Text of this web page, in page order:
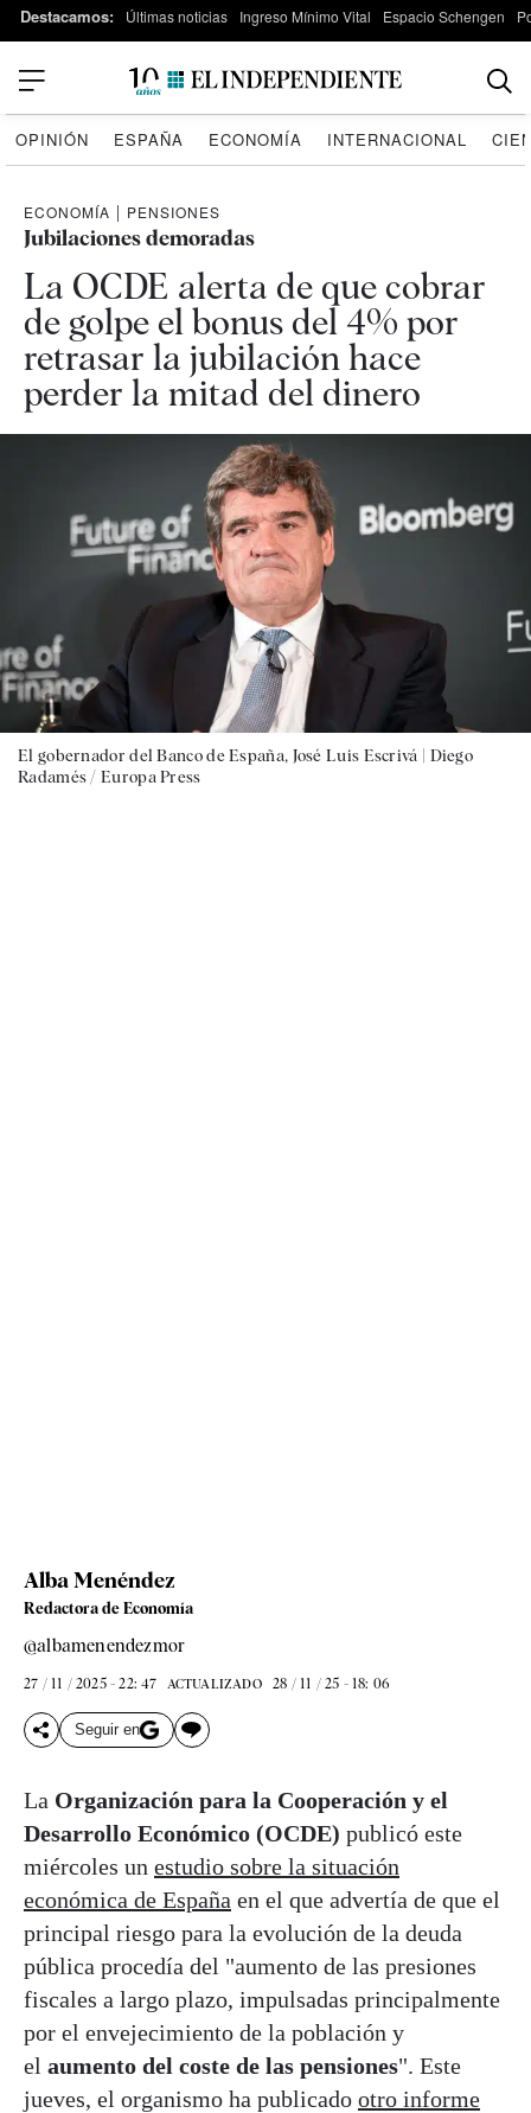
Destacamos: Últimas noticias Ingreso Mínimo Vital Espacio Schengen
OPINIÓN ESPAÑA ECONOMÍA INTERNACIONAL
ECONOMÍA | PENSIONES
Jubilaciones demoradas
La OCDE alerta de que cobrar
de golpe el bonus del 4% por
retrasar la jubilación hace
perder la mitad del dinero
El gobernador del Banco de España, José Luis Escrivá | Diego
Radamés / Europa Press
Alba Menéndez
Redactora de Economía
@albamenendezmor
27 / 11 / 2025 - 22: 47 ACTUALIZADO 28 / 11 / 25 - 18: 06
Seguir en
La Organización para la Cooperación y el
Desarrollo Económico (OCDE) publicó este
miércoles un estudio sobre la situación
económica de España en el que advertía de que el
principal riesgo para la evolución de la deuda
pública procedía del "aumento de las presiones
fiscales a largo plazo, impulsadas principalmente
por el envejecimiento de la población y
el aumento del coste de las pensiones". Este
jueves, el organismo ha publicado otro informe